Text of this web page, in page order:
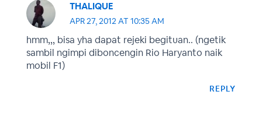
THALIQUE
APR 27, 2012 AT 10:35 AM
hmm,,, bisa yha dapat rejeki begituan.. (ngetik
sambil ngimpi diboncengin Rio Haryanto naik
mobil F1)
REPLY